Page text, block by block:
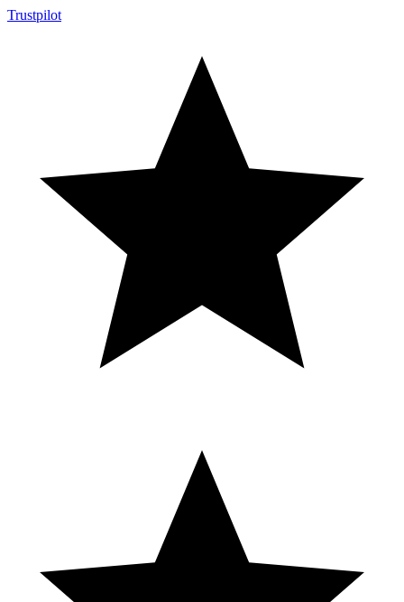
Trustpilot